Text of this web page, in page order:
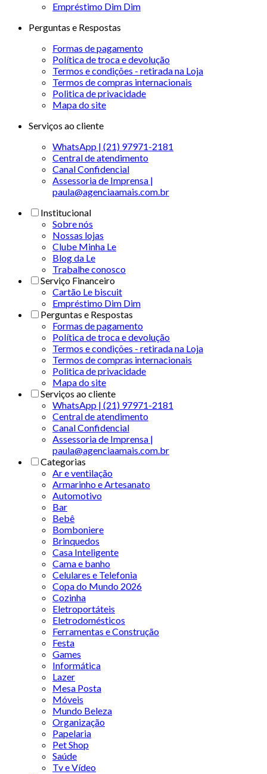
Empréstimo Dim Dim
Perguntas e Respostas
Formas de pagamento
Política de troca e devolução
Termos e condições - retirada na Loja
Termos de compras internacionais
Politica de privacidade
Mapa do site
Serviços ao cliente
WhatsApp | (21) 97971-2181
Central de atendimento
Canal Confidencial
Assessoria de Imprensa |
paula@agenciaamais.com.br
Institucional
Sobre nós
Nossas lojas
Clube Minha Le
Blog da Le
Trabalhe conosco
Serviço Financeiro
Cartão Le biscuit
Empréstimo Dim Dim
Perguntas e Respostas
Formas de pagamento
Política de troca e devolução
Termos e condições - retirada na Loja
Termos de compras internacionais
Politica de privacidade
Mapa do site
Serviços ao cliente
WhatsApp | (21) 97971-2181
Central de atendimento
Canal Confidencial
Assessoria de Imprensa |
paula@agenciaamais.com.br
Categorias
Ar e ventilação
Armarinho e Artesanato
Automotivo
Bar
Bebê
Bomboniere
Brinquedos
Casa Inteligente
Cama e banho
Celulares e Telefonia
Copa do Mundo 2026
Cozinha
Eletroportáteis
Eletrodomésticos
Ferramentas e Construção
Festa
Games
Informática
Lazer
Mesa Posta
Móveis
Mundo Beleza
Organização
Papelaria
Pet Shop
Saúde
Tv e Vídeo